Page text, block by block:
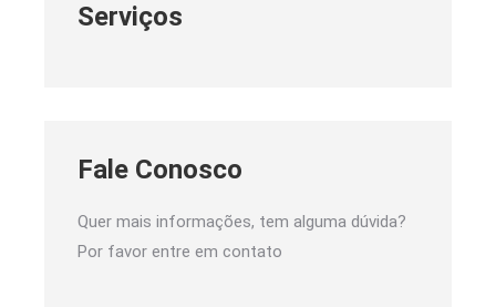
Serviços
Fale Conosco
Quer mais informações, tem alguma dúvida?
Por favor entre em contato